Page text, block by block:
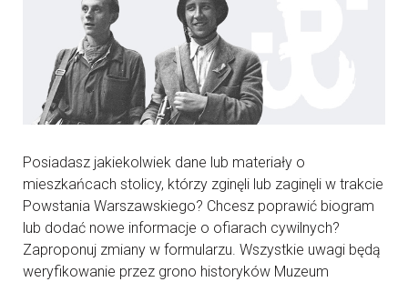
Posiadasz jakiekolwiek dane lub materiały o
mieszkańcach stolicy, którzy zginęli lub zaginęli w trakcie
Powstania Warszawskiego? Chcesz poprawić biogram
lub dodać nowe informacje o ofiarach cywilnych?
Zaproponuj zmiany w formularzu. Wszystkie uwagi będą
weryfikowanie przez grono historyków Muzeum